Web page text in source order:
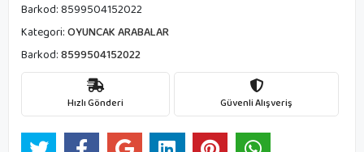
Barkod:8599504152022
Kategori:OYUNCAK ARABALAR
Barkod:8599504152022
Hızlı Gönderi Güvenli Alışveriş